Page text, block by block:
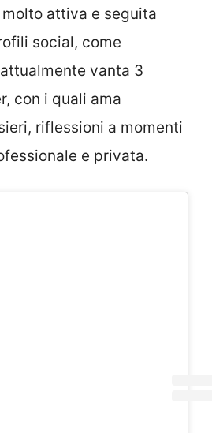
attiva e seguita
social, come
vanta 3
con i quali ama
riflessioni a momenti
e privata.